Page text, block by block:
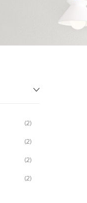
(2)
(2)
(2)
(2)